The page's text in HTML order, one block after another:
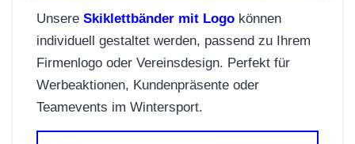
Unsere Skiklettbänder mit Logo können
individuell gestaltet werden, passend zu Ihrem
Firmenlogo oder Vereinsdesign. Perfekt für
Werbeaktionen, Kundenpräsente oder
Teamevents im Wintersport.